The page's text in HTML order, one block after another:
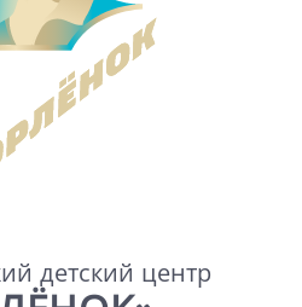
детский центр